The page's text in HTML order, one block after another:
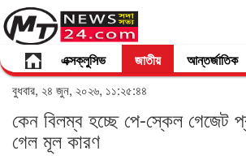
এক্সক্লুসিভ জাতীয় আন্তর্জাতিক
বুধবার, ২৪ জুন, ২০২৬, ১১:২৫:৪৪
কেন বিলম্ব হচ্ছে পে-স্কেল গেজেট
গেল মূল কারণ